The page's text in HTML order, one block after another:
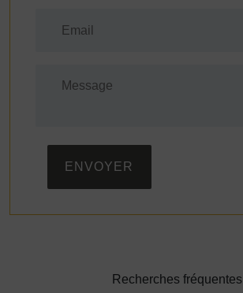
ENVOYER
Recherches fréquentes